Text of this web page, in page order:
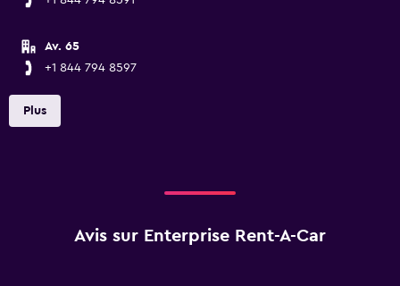
Av. 65
+1 844 794 8597
Plus
Avis sur Enterprise Rent-A-Car